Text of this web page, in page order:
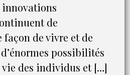
innovations
de
de vivre et de
possibilités
des individus et […]